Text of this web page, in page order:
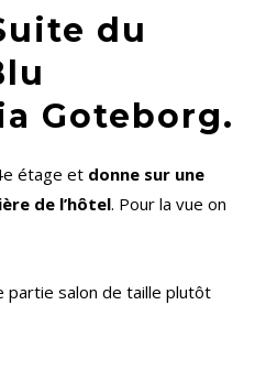
du
Goteborg.
étage et donne sur une
de l’hôtel. Pour la vue on
partie salon de taille plutôt